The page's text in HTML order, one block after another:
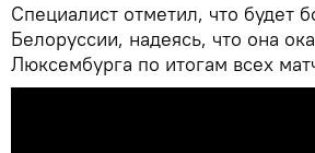
Специалист отметил, что будет
Белоруссии, надеясь, что она
Люксембурга по итогам всех